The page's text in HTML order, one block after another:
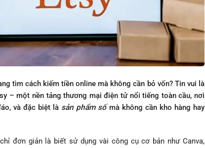
tìm cách kiếm tiền online mà không cần bỏ vốn? Tin vui là
– một nền tảng thương mại điện tử nổi tiếng toàn cầu, nơi
và đặc biệt là sản phẩm sốmà không cần kho hàng hay
giản là biết sử dụng vài công cụ cơ bản như Canva,